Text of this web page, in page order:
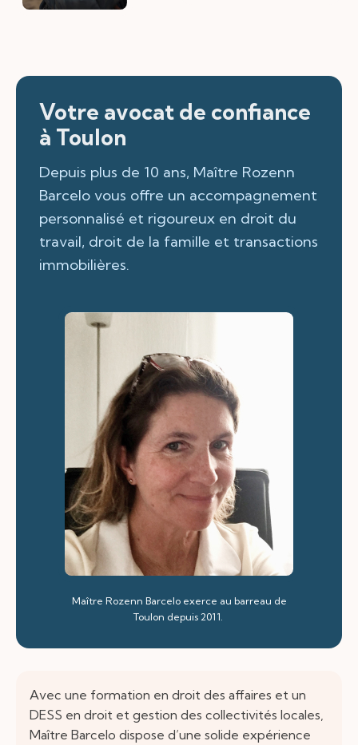
Maître Rozenn Barcelo exerce au barreau de
Toulon depuis 2011.
Votre avocat de confiance
à Toulon
Depuis plus de 10 ans, Maître Rozenn
Barcelo vous offre un accompagnement
personnalisé et rigoureux en droit du
travail, droit de la famille et transactions
immobilières.
Avec une formation en droit des affaires et un
DESS en droit et gestion des collectivités locales,
Maître Barcelo dispose d’une solide expérience